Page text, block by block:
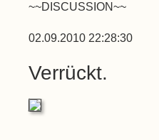
~~DISCUSSION~~
02.09.2010 22:28:30
Verrückt.